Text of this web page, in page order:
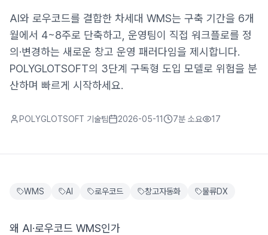
AI와 로우코드를 결합한 차세대 WMS는 구축 기간을 6개
월에서 4~8주로 단축하고, 운영팀이 직접 워크플로를 정
의·변경하는 새로운 창고 운영 패러다임을 제시합니다.
POLYGLOTSOFT의 3단계 구독형 도입 모델로 위험을 분
산하며 빠르게 시작하세요.
POLYGLOTSOFT 기술팀 2026-05-11 7분 소요 17
WMS AI 로우코드 창고자동화 물류DX
왜 AI·로우코드 WMS인가